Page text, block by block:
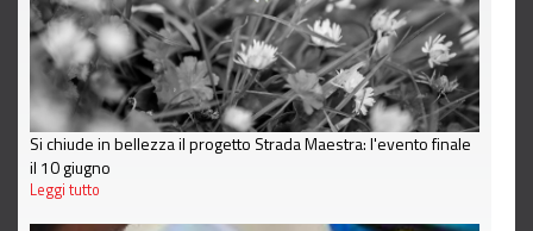
Si chiude in bellezza il progetto Strada Maestra: l'evento finale
il 10 giugno
Leggi tutto